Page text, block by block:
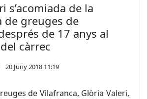
s’acomiada de la
de greuges de
de 17 anys al
càrrec
20 Juny 2018 11:19
de Vilafranca, Glòria Valeri,